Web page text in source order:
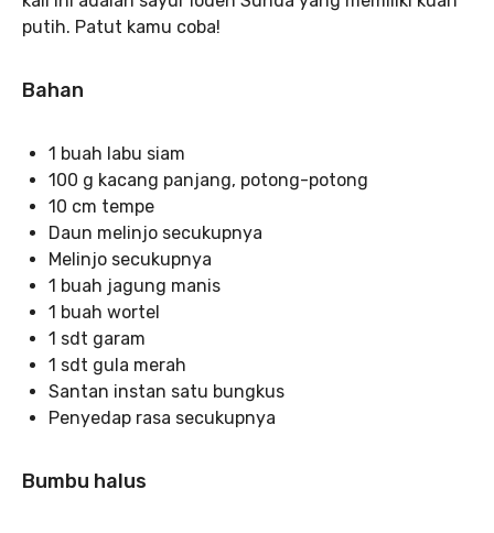
putih. Patut kamu coba!
Bahan
1 buah labu siam
100 g kacang panjang, potong-potong
10 cm tempe
Daun melinjo secukupnya
Melinjo secukupnya
1 buah jagung manis
1 buah wortel
1 sdt garam
1 sdt gula merah
Santan instan satu bungkus
Penyedap rasa secukupnya
Bumbu halus